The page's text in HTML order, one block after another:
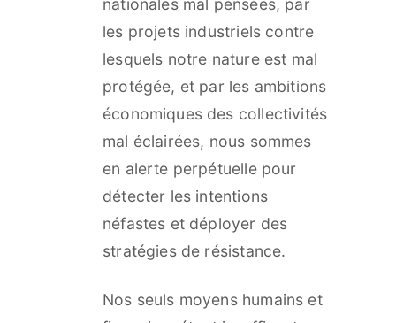
nationales mal pensées, par
les projets industriels contre
lesquels notre nature est mal
protégée, et par les ambitions
économiques des collectivités
mal éclairées, nous sommes
en alerte perpétuelle pour
détecter les intentions
néfastes et déployer des
stratégies de résistance.
Nos seuls moyens humains et